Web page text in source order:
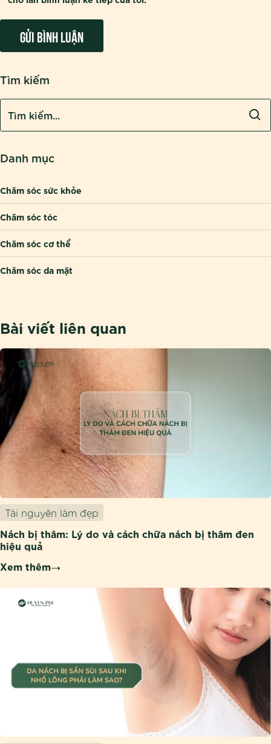
Tìm kiếm
Danh mục
Chăm sóc sức khỏe
Chăm sóc tóc
Chăm sóc cơ thể
Chăm sóc da mặt
Bài viết liên quan
Tài nguyên làm đẹp
Nách bị thâm: Lý do và cách chữa nách bị thâm đen
hiệu quả
Xem thêm